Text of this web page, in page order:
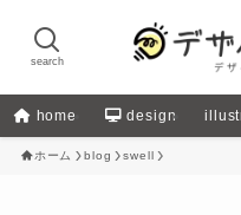
search
home design
ホーム blog swell